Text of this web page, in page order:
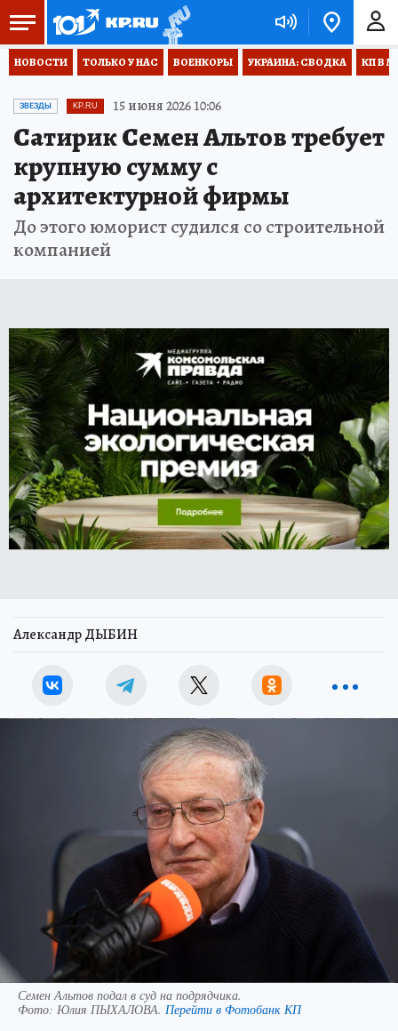
НОВОСТИ ТОЛЬКО У НАС ВОЕНКОРЫ УКРАИНА: СВОДКА КП В
ЗВЕЗДЫ KP.RU 15 июня 2026 10:06
Сатирик Семен Альтов требует
крупную сумму с
архитектурной фирмы
До этого юморист судился со строительной
компанией
Александр ДЫБИН
Семен Альтов подал в суд на подрядчика.
Фото: Юлия ПЫХАЛОВА. Перейти в Фотобанк КП